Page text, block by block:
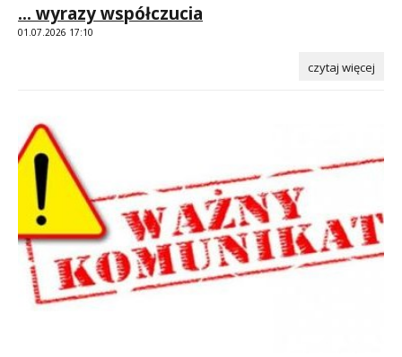
... wyrazy współczucia
01.07.2026 17:10
czytaj więcej